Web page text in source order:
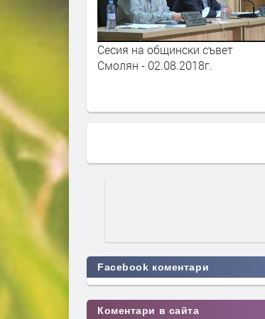
Сесия на общински съвет
Смолян - 02.08.2018г.
Facebook коментари
Коментари в сайта